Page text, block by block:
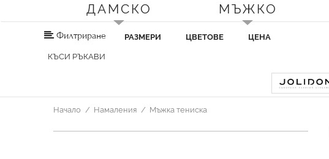
ДАМСКО МЪЖКО
Филтриране РАЗМЕРИ ЦВЕТОВЕ ЦЕНА
КЪСИ РЪКАВИ
Начало Намаления Мъжка тениска